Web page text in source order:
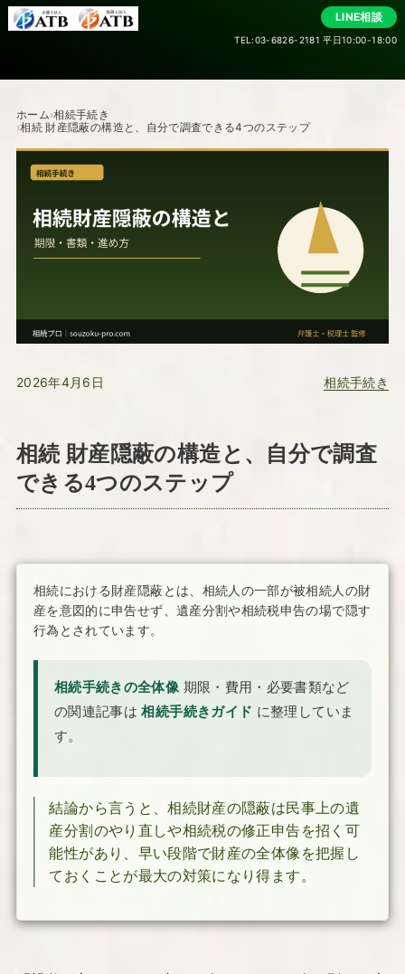
LINE相談
TEL:03-6826-2181 平日10:00-18:00
ホーム 相続手続き
相続 財産隠蔽の構造と、自分で調査できる4つのステップ
2026年4月6日 相続手続き
相続 財産隠蔽の構造と、自分で調査
できる4つのステップ
相続における財産隠蔽とは、相続人の一部が被相続人の財
産を意図的に申告せず、遺産分割や相続税申告の場で隠す
行為とされています。
相続手続きの全体像期限・費用・必要書類など
の関連記事は相続手続きガイド に整理していま
す。
結論から言うと、相続財産の隠蔽は民事上の遺
産分割のやり直しや相続税の修正申告を招く可
能性があり、早い段階で財産の全体像を把握し
ておくことが最大の対策になり得ます。